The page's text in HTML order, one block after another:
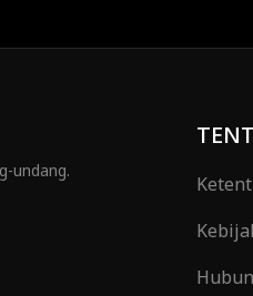
undang.